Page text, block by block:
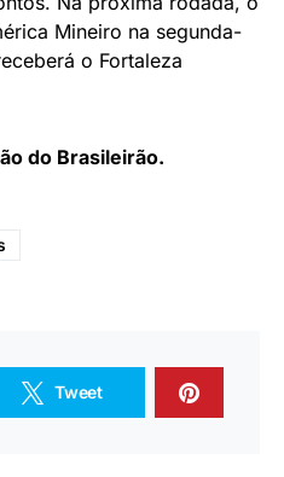
Mineiro na segunda-
o Fortaleza
do Brasileirão.
Tweet